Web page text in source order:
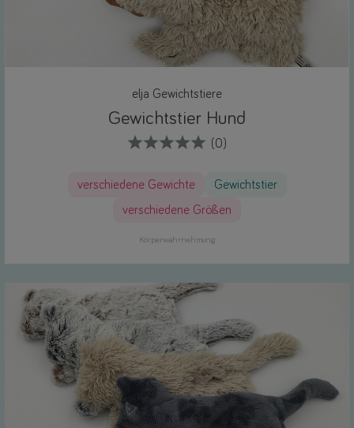
elja Gewichtstiere
Gewichtstier Hund
(0)
verschiedene Gewichte
Gewichtstier
verschiedene Größen
Körperwahrnehmung